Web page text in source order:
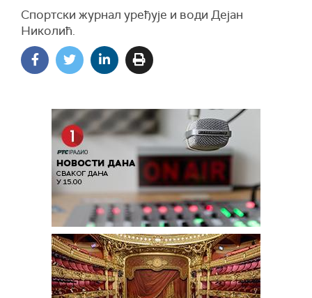
Спортски журнал уређује и води Дејан
Николић.